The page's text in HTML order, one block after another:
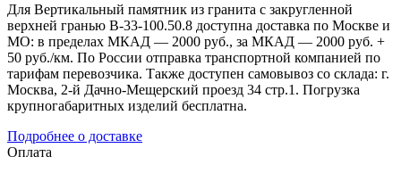
Для Вертикальный памятник из гранита с закругленной
верхней гранью В-33-100.50.8 доступна доставка по Москве и
МО: в пределах МКАД — 2000 руб., за МКАД — 2000 руб. +
50 руб./км. По России отправка транспортной компанией по
тарифам перевозчика. Также доступен самовывоз со склада: г.
Москва, 2-й Дачно-Мещерский проезд 34 стр.1. Погрузка
крупногабаритных изделий бесплатна.
Подробнее о доставке
Оплата